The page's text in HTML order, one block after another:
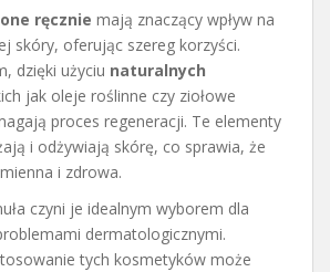
ręcznie mają znaczący wpływ na
skóry, oferując szereg korzyści.
dzięki użyciu naturalnych
jak oleje roślinne czy ziołowe
proces regeneracji. Te elementy
i odżywiają skórę, co sprawia, że
i zdrowa.
czyni je idealnym wyborem dla
dermatologicznymi.
tych kosmetyków może